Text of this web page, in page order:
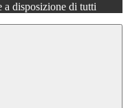
a disposizione di tutti